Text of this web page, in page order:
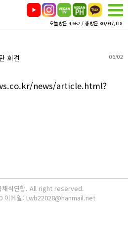
오늘방문 4,662 / 총방문 80,947,118
회견 06/02
news/article.html?
식연합. All right reserved.
이메일: Lwb22028@hanmail.net